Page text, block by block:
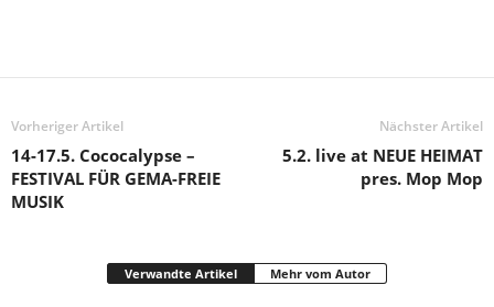
Vorheriger Artikel
14-17.5. Cococalypse –
FESTIVAL FÜR GEMA-FREIE
MUSIK
Nächster Artikel
5.2. live at NEUE HEIMAT
pres. Mop Mop
Verwandte Artikel Mehr vom Autor